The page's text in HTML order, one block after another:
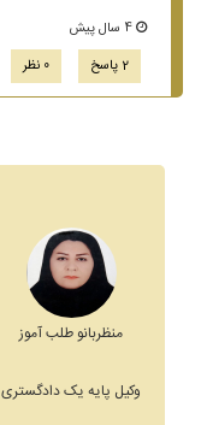
2 پاسخ
0 نظر
منظربانو طلب آموز
وکیل پایه یک دادگستری